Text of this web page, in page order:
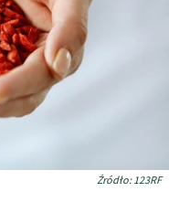
Źródło: 123RF